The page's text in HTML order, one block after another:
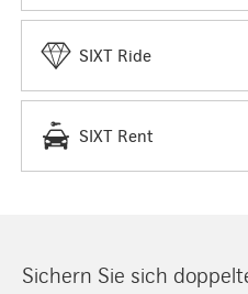
SIXT Ride
SIXT Rent
Sichern Sie sich